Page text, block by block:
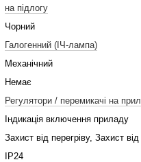
на підлогу
Чорний
Галогенний (ІЧ-лампа)
Механічний
Немає
Регулятори / перемикачі на
Індикація включення приладу
Захист від перегріву, Захист
IP24